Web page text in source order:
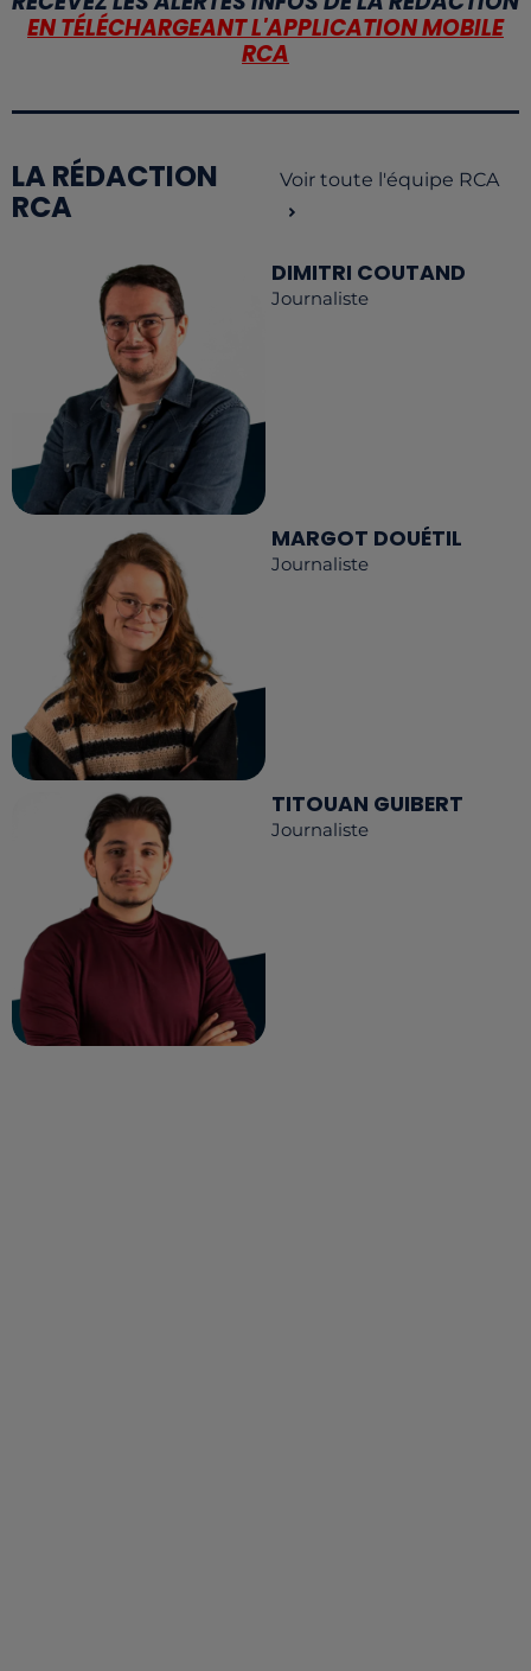
EN TÉLÉCHARGEANT L'APPLICATION MOBILE
RCA
LA RÉDACTION
RCA
Voir toute l'équipe RCA
DIMITRI COUTAND
Journaliste
MARGOT DOUÉTIL
Journaliste
TITOUAN GUIBERT
Journaliste